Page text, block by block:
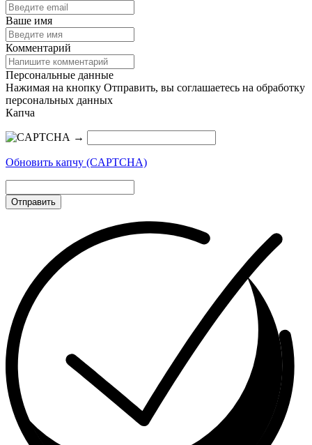
Ваше имя
Комментарий
Персональные данные
Нажимая на кнопку Отправить, вы соглашаетесь на обработку
персональных данных
Капча
→
Обновить капчу (CAPTCHA)
Отправить